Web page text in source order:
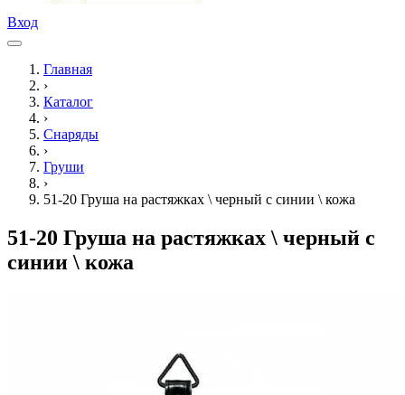
Вход
Главная
›
Каталог
›
Снаряды
›
Груши
›
51-20 Груша на растяжках \ черный с синии \ кожа
51-20 Груша на растяжках \ черный с
синии \ кожа